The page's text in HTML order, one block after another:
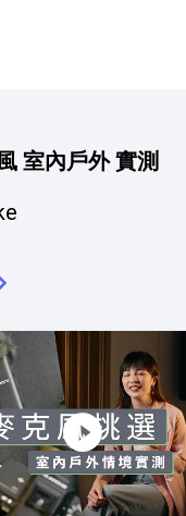
室內戶外 實測
麥克風 室內戶外 實測